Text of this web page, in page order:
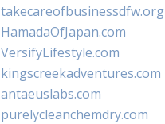
takecareofbusinessdfw.org
HamadaOfJapan.com
VersifyLifestyle.com
kingscreekadventures.com
antaeuslabs.com
purelycleanchemdry.com